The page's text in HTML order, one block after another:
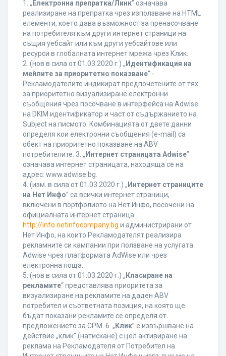
1. „ Електронна препратка/Линк” означава
реализиране на препратка чрез използване на HTML
елементи, което дава възможност за пренасочване
на потребителя към други интернет страници на
същия уебсайт или към други уебсайтове или
ресурси в глобалната интернет мрежа чрез Клик.
2. (нов в сила от 01.03.2020 г.) „ Идентификация на
мейлите за приоритетно показване“ -
Рекламодателите индикират предпочетените от тях
за приоритетно визуализиране електронни
съобщения чрез посочване в интерфейса на Adwise
на DKIM идентификатор и част от съдържанието на
Subject на писмото. Комбинацията от двете данни
определя кои електронни съобщения (e-mail) са
обект на приоритетно показване на ABV
потребителите. 3. „ Интернет страницата Adwise”
означава интернет страницата, находяща се на
адрес: www.adwise.bg.
4. (изм. в сила от 01.03.2020 г.) „ Интернет страниците
на Нет Инфо” са всички интернет страници,
включени в портфолиото на Нет Инфо, посочени на
официалната интернет страница
http://info.netinfocompany.bg и администрирани от
Нет Инфо, на които Рекламодателят реализира
рекламните си кампании при ползване на услугата
Adwise чрез платформата AdWise или чрез
електронна поща.
5. (нов в сила от 01.03.2020 г.) „ Класиране на
рекламите“ представлява приоритета за
визуализиране на рекламите на даден ABV
потребител и съответната позиция, на която ще
бъдат показани рекламите се определя от
предложението за CPM. 6. „ Клик” е извършване на
действие „клик“ (натискане) с цел активиране на
реклама на Рекламодателя от Потребител на